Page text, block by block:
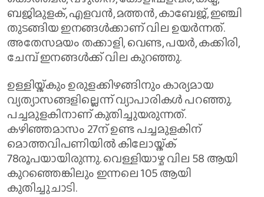
ബജിമുളക്, എളവൻ, മത്തൻ, കാബേജ്, ഇഞ്ചി
തുടങ്ങിയ ഇനങ്ങൾക്കാണ് വില ഉയർന്നത്.
അതേസമയം തക്കാളി, വെണ്ട, പയർ, കക്കിരി,
ചേമ്പ് ഇനങ്ങൾക്ക് വില കുറഞ്ഞു.
ഉള്ളിയ്ക്കും ഉരുളക്കിഴങ്ങിനും കാര്യമായ
വ്യത്യാസങ്ങളില്ലെന്ന് വ്യാപാരികൾ പറഞ്ഞു.
പച്ചമുളകിനാണ് കുതിച്ചുയരുന്നത്.
കഴിഞ്ഞമാസം 27ന് ഉണ്ട പച്ചമുളകിന്
മൊത്തവിപണിയിൽ കിലോയ്ക്ക്
78രൂപയായിരുന്നു. വെള്ളിയാഴ്ച വില 58 ആയി
കുറഞ്ഞെങ്കിലും ഇന്നലെ 105 ആയി
കുതിച്ചുചാടി.